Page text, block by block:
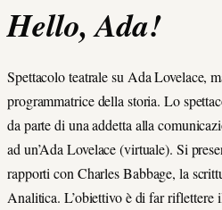
Hello, Ada!
Spettacolo teatrale su Ada Lovelace,
programmatrice della storia. Lo
da parte di una addetta alla
ad un’Ada Lovelace (virtuale). Si
rapporti con Charles Babbage, la
Analitica. L’obiettivo è di far riflettere